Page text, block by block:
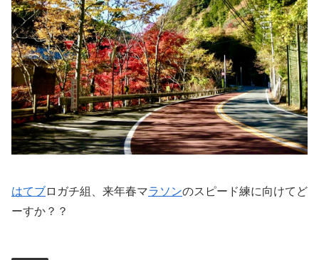
はてブロガチ組、来年春マラソンのスピード練に向けてど
ーすか？？